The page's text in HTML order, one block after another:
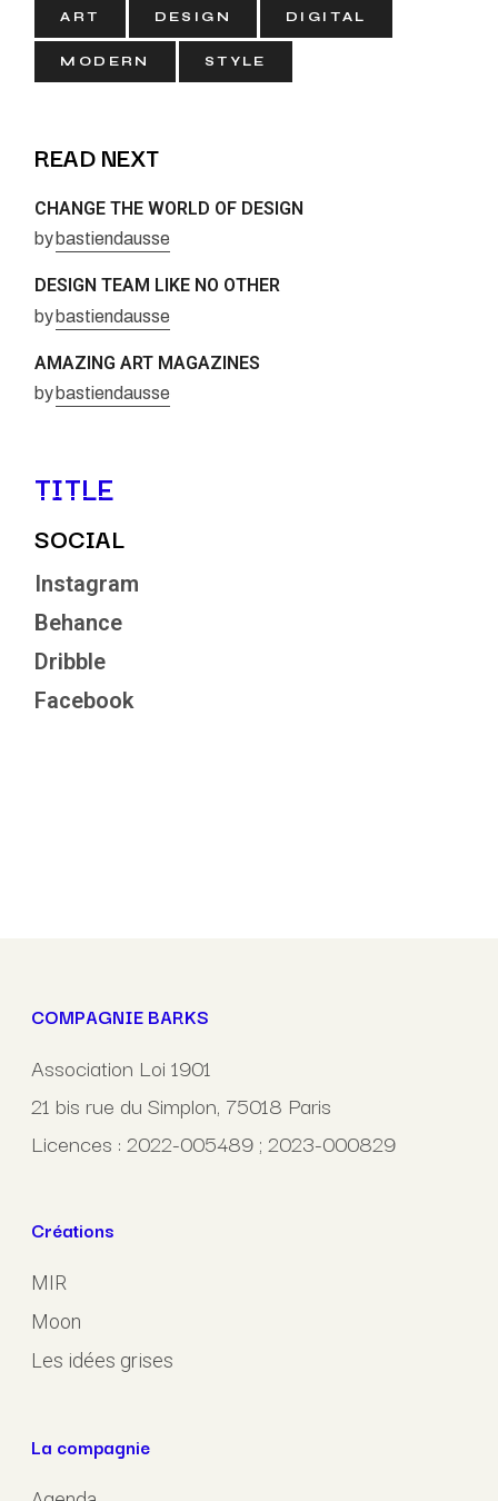
ART DESIGN DIGITAL
MODERN STYLE
READ NEXT
CHANGE THE WORLD OF DESIGN
by bastiendausse
DESIGN TEAM LIKE NO OTHER
by bastiendausse
AMAZING ART MAGAZINES
by bastiendausse
TITLE
SOCIAL
Instagram
Behance
Dribble
Facebook
COMPAGNIE BARKS
Association Loi 1901
21 bis rue du Simplon, 75018 Paris
Licences : 2022-005489 ; 2023-000829
Créations
MIR
Moon
Les idées grises
La compagnie